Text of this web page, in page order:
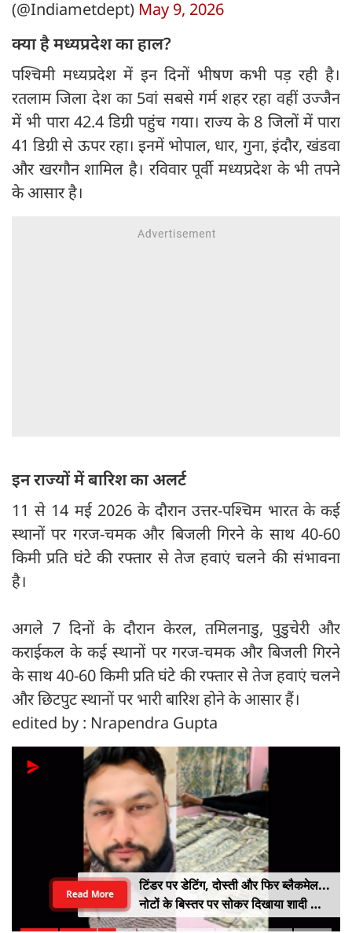
(@Indiametdept) May 9, 2026
क्या है मध्यप्रदेश का हाल?
पश्चिमी मध्यप्रदेश में इन दिनों भीषण कभी पड़ रही है।
रतलाम जिला देश का 5वां सबसे गर्म शहर रहा वहीं उज्जैन
में भी पारा 42.4 डिग्री पहुंच गया। राज्य के 8 जिलों में पारा
41 डिग्री से ऊपर रहा। इनमें भोपाल, धार, गुना, इंदौर, खंडवा
और खरगौन शामिल है। रविवार पूर्वी मध्यप्रदेश के भी तपने
के आसार है।
इन राज्यों में बारिश का अलर्ट
11 से 14 मई 2026 के दौरान उत्तर-पश्चिम भारत के कई
स्थानों पर गरज-चमक और बिजली गिरने के साथ 40-60
किमी प्रति घंटे की रफ्तार से तेज हवाएं चलने की संभावना
है।
अगले 7 दिनों के दौरान केरल, तमिलनाडु, पुडुचेरी और
कराईकल के कई स्थानों पर गरज-चमक और बिजली गिरने
के साथ 40-60 किमी प्रति घंटे की रफ्तार से तेज हवाएं चलने
और छिटपुट स्थानों पर भारी बारिश होने के आसार हैं।
edited by : Nrapendra Gupta
टिंडर पर डेटिंग, दोस्ती और फिर ब्लैकमेल...
नोटों के बिस्तर पर सोकर दिखाया शादी का
सपना, लूट लिए 6 करोड़ रुपए
Read More